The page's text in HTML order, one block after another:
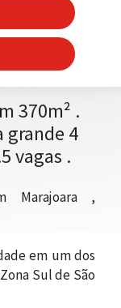
370m² .
grande 4
vagas .
Marajoara ,
em um dos
Sul de São